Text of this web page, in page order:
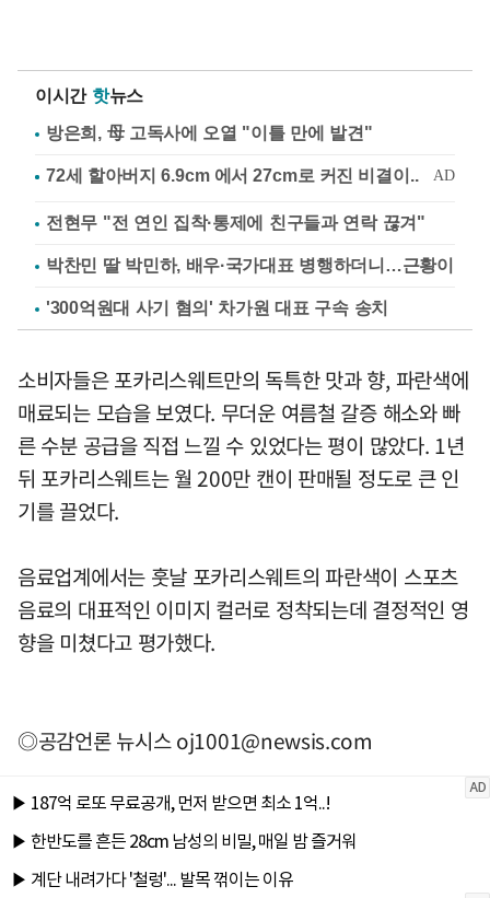
이시간 핫뉴스
방은희, 母 고독사에 오열 "이틀 만에 발견"
전현무 "전 연인 집착·통제에 친구들과 연락 끊겨"
박찬민 딸 박민하, 배우·국가대표 병행하더니…근황이
'300억원대 사기 혐의' 차가원 대표 구속 송치
소비자들은 포카리스웨트만의 독특한 맛과 향, 파란색에
매료되는 모습을 보였다. 무더운 여름철 갈증 해소와 빠
른 수분 공급을 직접 느낄 수 있었다는 평이 많았다. 1년
뒤 포카리스웨트는 월 200만 캔이 판매될 정도로 큰 인
기를 끌었다.
음료업계에서는 훗날 포카리스웨트의 파란색이 스포츠
음료의 대표적인 이미지 컬러로 정착되는데 결정적인 영
향을 미쳤다고 평가했다.
◎공감언론 뉴시스oj1001@newsis.com